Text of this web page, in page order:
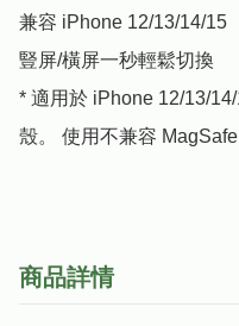
兼容 iPhone 12/13/14/15
豎屏/橫屏一秒輕鬆切換
* 適用於 iPhone 12/13/
殼。 使用不兼容
商品詳情